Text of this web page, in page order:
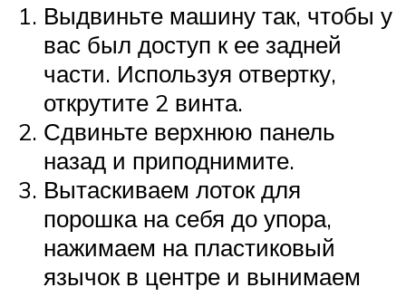
Выдвиньте машину так, чтобы у
вас был доступ к ее задней
части. Используя отвертку,
открутите 2 винта.
Сдвиньте верхнюю панель
назад и приподнимите.
Вытаскиваем лоток для
порошка на себя до упора,
нажимаем на пластиковый
язычок в центре и вынимаем